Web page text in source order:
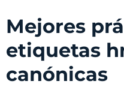
Mejores
etiquetas
canónicas